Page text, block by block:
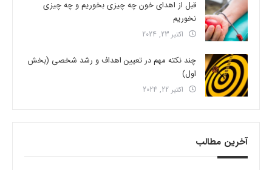
قبل از اهدای خون چه چیزی بخوریم و چه چیزی
نخوریم
اکتبر 23, 2024
چند نکته مهم در تعیین اهداف و رشد شخصی (بخش
اول)
اکتبر 22, 2024
آخرین مطالب